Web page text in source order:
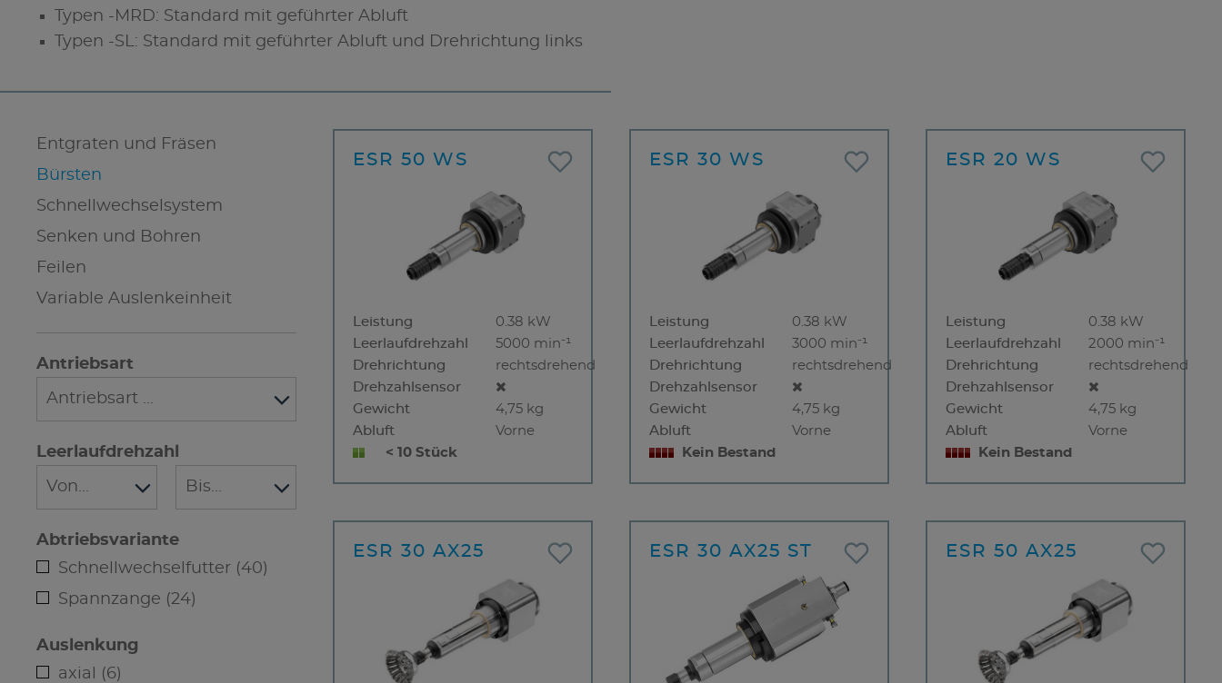
Typen -MRD: Standard mit geführter Abluft
Typen -SL: Standard mit geführter Abluft und Drehrichtung links
Entgraten und Fräsen
Bürsten
Schnellwechselsystem
Senken und Bohren
Feilen
Variable Auslenkeinheit
Antriebsart
Leerlaufdrehzahl
Abtriebsvariante
Schnellwechselfutter (40)
Spannzange (24)
Auslenkung
axial (6)
ESR 50 WS
Leistung
0.38 kW
Leerlaufdrehzahl
5000 min⁻¹
Drehrichtung
rechtsdrehend
Drehzahlsensor
Gewicht
4,75 kg
Abluft
Vorne
< 10 Stück
ESR 30 WS
Leistung
0.38 kW
Leerlaufdrehzahl
3000 min⁻¹
Drehrichtung
rechtsdrehend
Drehzahlsensor
Gewicht
4,75 kg
Abluft
Vorne
Kein Bestand
ESR 20 WS
Leistung
0.38 kW
Leerlaufdrehzahl
2000 min⁻¹
Drehrichtung
rechtsdrehend
Drehzahlsensor
Gewicht
4,75 kg
Abluft
Vorne
Kein Bestand
ESR 30 AX25 ESR 30 AX25 ST ESR 50 AX25